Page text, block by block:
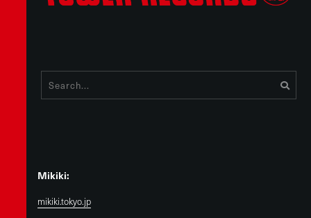
Mikiki:
mikiki.tokyo.jp